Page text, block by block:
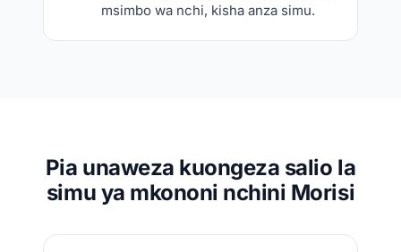
msimbo wa nchi, kisha anza simu.
Pia unaweza kuongeza salio la
simu ya mkononi nchini Morisi